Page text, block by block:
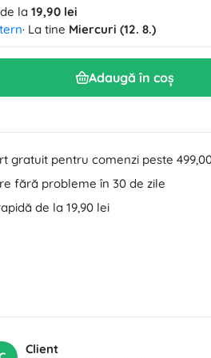
Accesorii pentru lavoar
Accesorii pentru toaletă
Accesorii pentru cadă și duș
Textile pentru baie
Figurine
Decorațiuni
la 19,90 lei
· La tine Miercuri (12. 8.)
Adaugă în coș
gratuit pentru comenzi peste
fără probleme în 30 de zile
de la 19,90 lei
Client